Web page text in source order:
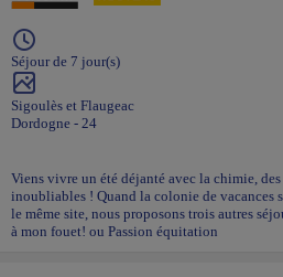
Séjour de 7 jour(s)
Sigoulès et Flaugeac
Dordogne - 24
Viens vivre un été déjanté avec la chimie,
inoubliables ! Quand la colonie de vacances
le même site, nous proposons trois autres
à mon fouet! ou Passion équitation